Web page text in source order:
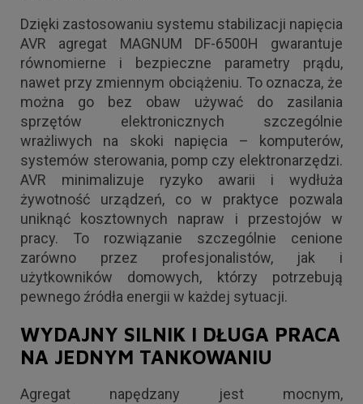
Dzięki zastosowaniu systemu stabilizacji napięcia
AVR agregat MAGNUM DF-6500H gwarantuje
równomierne i bezpieczne parametry prądu,
nawet przy zmiennym obciążeniu. To oznacza, że
można go bez obaw używać do zasilania
sprzętów elektronicznych szczególnie
wrażliwych na skoki napięcia – komputerów,
systemów sterowania, pomp czy elektronarzędzi.
AVR minimalizuje ryzyko awarii i wydłuża
żywotność urządzeń, co w praktyce pozwala
uniknąć kosztownych napraw i przestojów w
pracy. To rozwiązanie szczególnie cenione
zarówno przez profesjonalistów, jak i
użytkowników domowych, którzy potrzebują
pewnego źródła energii w każdej sytuacji.
WYDAJNY SILNIK I DŁUGA PRACA
NA JEDNYM TANKOWANIU
Agregat napędzany jest mocnym,